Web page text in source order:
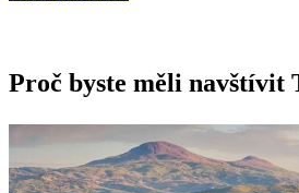
Proč byste měli navštívit